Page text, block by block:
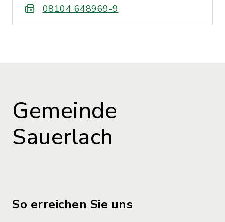
08104 648969-9
Gemeinde
Sauerlach
So erreichen Sie uns